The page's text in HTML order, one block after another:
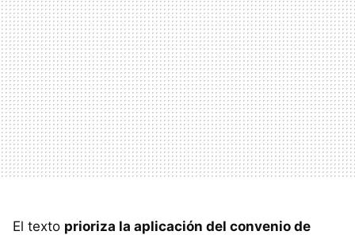
El texto prioriza la aplicación del convenio de